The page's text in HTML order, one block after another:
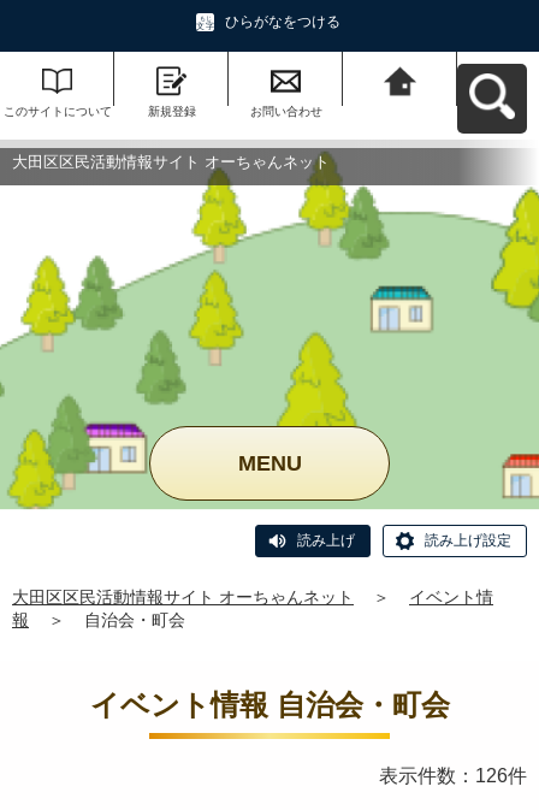
ひらがなをつける
このサイトについて 新規登録 お問い合わせ
ットへ戻る
大田区区民活動情報サイト オーちゃんネット
MENU
読み上げ 読み上げ設定
大田区区民活動情報サイト オーちゃんネット ＞
イベント情
報
＞ 自治会・町会
イベント情報 自治会・町会
表示件数：126件